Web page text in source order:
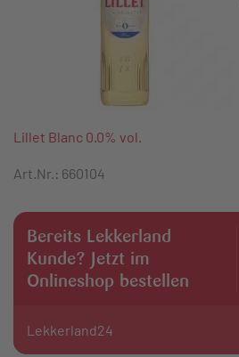
Lillet Blanc 0.0% vol.
Art.Nr.: 660104
Bereits Lekkerland
Kunde? Jetzt im
Onlineshop bestellen
Lekkerland24